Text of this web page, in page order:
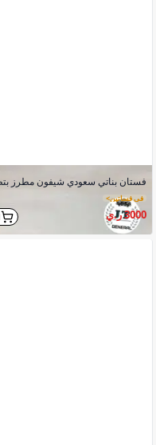
في فساتين>
3000 ر.ي